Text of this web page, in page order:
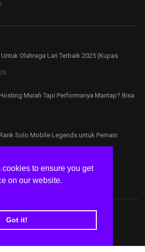
to ensure you get
on our website.
Got it!
Olahraga Lari Terbaik 2025 (Kupas
Murah Tapi Performanya Mantap? Bisa
Solo Mobile Legends untuk Pemain
Privacy Policy
Disclaimer